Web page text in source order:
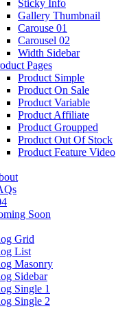
Sticky Info
Gallery Thumbnail
Carouse 01
Carousel 02
Width Sidebar
Pages
Product Simple
Product On Sale
Product Variable
Product Affiliate
Product Groupped
Product Out Of Stock
Product Feature Video
Soon
Grid
List
Masonry
Sidebar
Single 1
Single 2